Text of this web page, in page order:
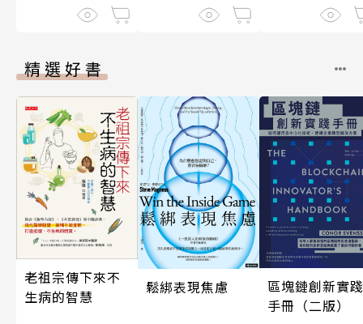
精選好書
老祖宗傳下來不
生病的智慧
鬆綁表現焦慮
區塊鏈創新實踐
手冊（二版）